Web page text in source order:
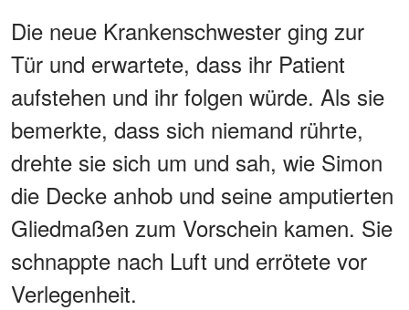
Die neue Krankenschwester ging zur
Tür und erwartete, dass ihr Patient
aufstehen und ihr folgen würde. Als sie
bemerkte, dass sich niemand rührte,
drehte sie sich um und sah, wie Simon
die Decke anhob und seine amputierten
Gliedmaßen zum Vorschein kamen. Sie
schnappte nach Luft und errötete vor
Verlegenheit.